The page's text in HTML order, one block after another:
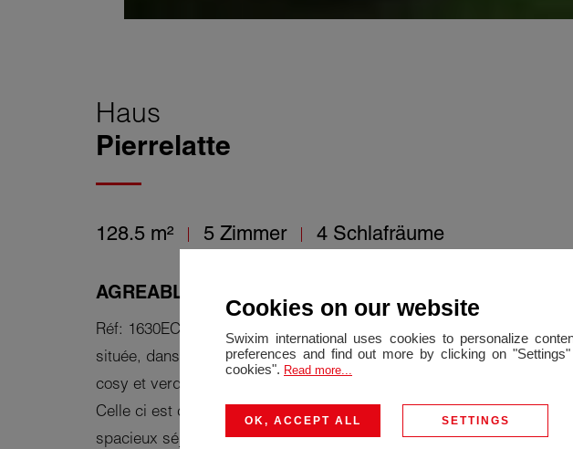
Haus
Pierrelatte
128.5 m² 5 Zimmer 4 Schlafräume
AGREABLE MAISON AVEC JARDIN ARBORE
Réf: 1630EC. Lapalud. Coup de cœur pour cette belle maison
située, dans un quartier calme, vous pourrez profiterez de son beau
cosy et verdoyant. Cette maison joliment rénovée saura vous séduire.
Celle ci est composée d'un grand hall d'entrée avec dressing, d'un
spacieux séjour salon lumineux avec balcon, d'une belle cuisine
Cookies on our website
Swixim international uses cookies to personalize
preferences and find out more by clicking on
cookies". Read more...
OK, ACCEPT ALL SETTINGS